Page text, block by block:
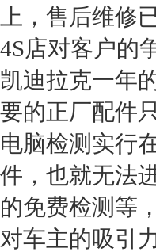
上，售后维修
4S店对客户的
凯迪拉克一年
要的正厂配件
电脑检测实行
件，也就无法
的免费检测等
对车主的吸引